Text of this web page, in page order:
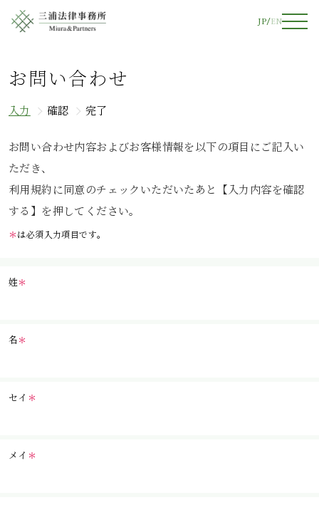
JP EN
お問い合わせ
入力 確認 完了
お問い合わせ内容およびお客様情報を以下の項目にご記入い
ただき、
利用規約に同意のチェックいただいたあと【入力内容を確認
する】を押してください。
＊は必須入力項目です。
姓＊
名＊
セイ ＊
メイ ＊